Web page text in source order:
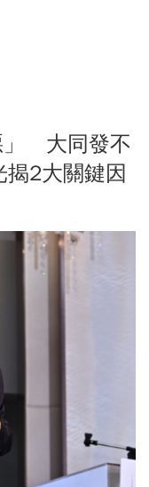
」 大同發不
2大關鍵因